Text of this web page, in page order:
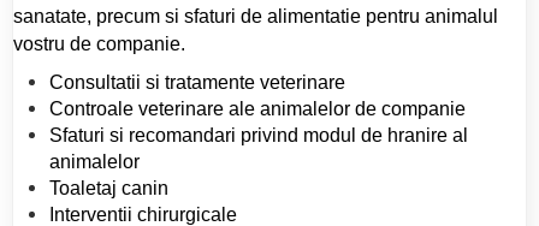
sanatate, precum si sfaturi de alimentatie pentru animalul
vostru de companie.
Consultatii si tratamente veterinare
Controale veterinare ale animalelor de companie
Sfaturi si recomandari privind modul de hranire al
animalelor
Toaletaj canin
Interventii chirurgicale